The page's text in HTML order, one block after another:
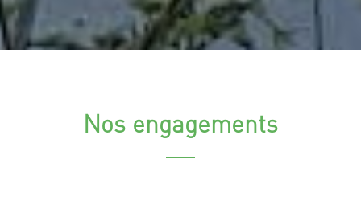
Nos engagements